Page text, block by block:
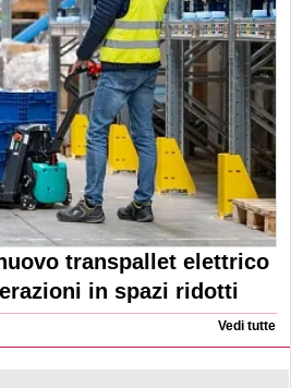
transpallet elettrico
in spazi ridotti
Vedi tutte